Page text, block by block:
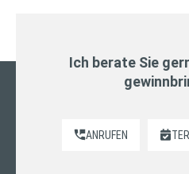
Ich berate Sie
ANRUFEN